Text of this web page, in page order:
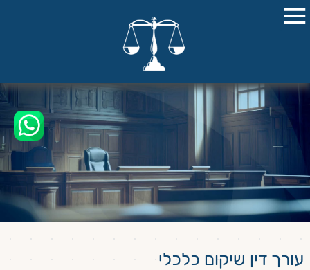
עורך דין שיקום כלכלי